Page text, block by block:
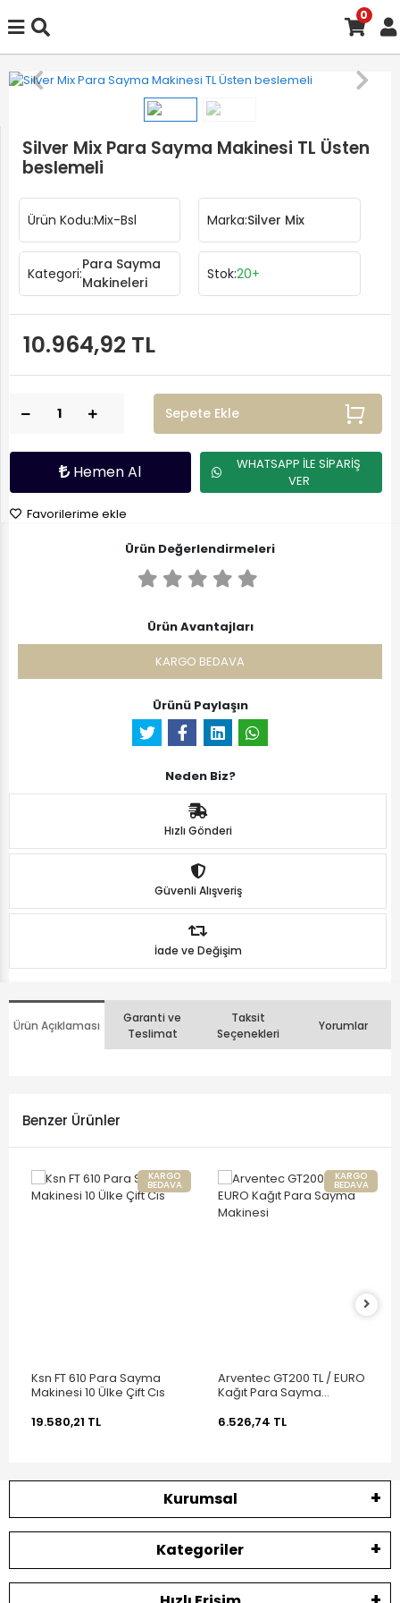
0
Silver Mix Para Sayma Makinesi TL Üsten
beslemeli
Ürün Kodu:Mix-Bsl Marka:Silver Mix
Kategori:
Para Sayma
Makineleri
Stok:20+
10.964,92 TL
Sepete Ekle
Hemen Al
WHATSAPP İLE SİPARİŞ
VER
Favorilerime ekle
Ürün Değerlendirmeleri
Ürün Avantajları
KARGO BEDAVA
Ürünü Paylaşın
Neden Biz?
Hızlı Gönderi
Güvenli Alışveriş
İade ve Değişim
Ürün Açıklaması
Garanti ve
Teslimat
Taksit
Seçenekleri
Yorumlar
Benzer Ürünler
KARGO
BEDAVA
Ksn FT 610 Para Sayma
Makinesi 10 Ülke Çift Cıs
19.580,21 TL
KARGO
BEDAVA
Arventec GT200 TL / EURO
Kağıt Para Sayma
6.526,74 TL
Kurumsal
Kategoriler